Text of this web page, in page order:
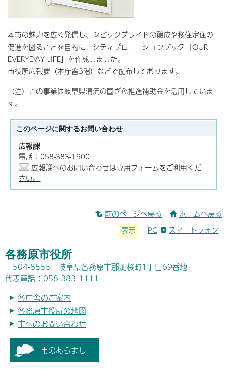
本市の魅力を広く発信し、シビックプライドの醸成や移住定住の
促進を図ることを目的に、シティプロモーションブック「OUR
EVERYDAY LIFE」を作成しました。
市役所広報課（本庁舎3階）などで配布しております。
（注）この事業は岐阜県清流の国ぎふ推進補助金を活用していま
す。
このページに関するお問い合わせ
広報課
電話：058-383-1900
広報課へのお問い合わせは専用フォームをご利用くだ
さい。
前のページへ戻る ホームへ戻る
表示 PC スマートフォン
各務原市役所
〒504-8555 岐阜県各務原市那加桜町1丁目69番地
代表電話：058-383-1111
各庁舎のご案内
各務原市役所の地図
市へのお問い合わせ
市のあらまし